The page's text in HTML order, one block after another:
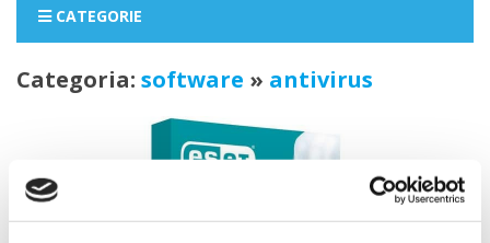
CATEGORIE
categoria: software » antivirus